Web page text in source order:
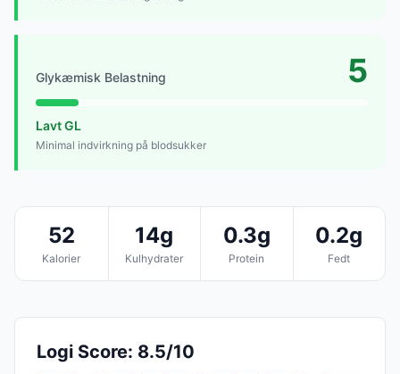
Glykæmisk Belastning 5
Lavt GL
Minimal indvirkning på blodsukker
52
Kalorier
14g
Kulhydrater
0.3g
Protein
0.2g
Fedt
Logi Score: 8.5/10